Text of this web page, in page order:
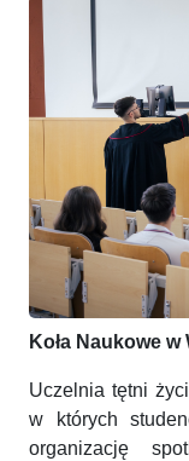
Koła Naukowe w
Uczelnia tętni
w których
organizację